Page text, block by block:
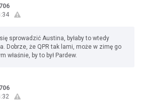
sprowadzić Austina, byłaby to wtedy
Dobrze, że QPR tak lami, może w zimę go
właśnie, by to był Pardew.